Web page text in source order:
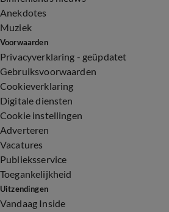
Anekdotes
Muziek
Voorwaarden
Privacyverklaring - geüpdatet
Gebruiksvoorwaarden
Cookieverklaring
Digitale diensten
Cookie instellingen
Adverteren
Vacatures
Publieksservice
Toegankelijkheid
Uitzendingen
Vandaag Inside